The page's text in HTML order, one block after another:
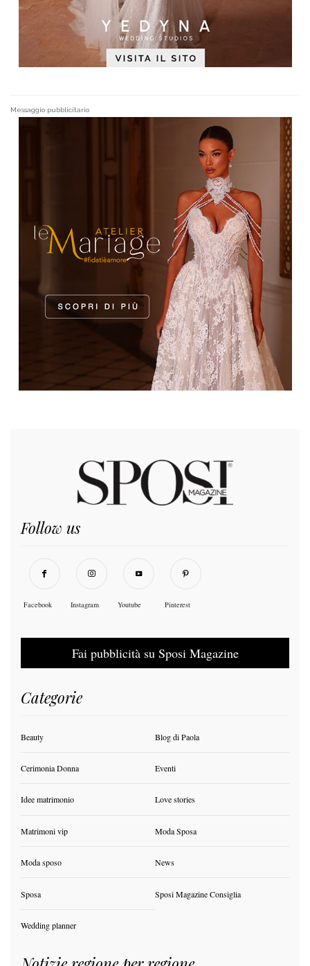
Messaggio pubblicitario
Follow us
Facebook Instagram Youtube Pinterest
Fai pubblicità su Sposi Magazine
Categorie
Beauty Blog di Paola
Cerimonia Donna Eventi
Idee matrimonio Love stories
Matrimoni vip Moda Sposa
Moda sposo News
Sposa Sposi Magazine Consiglia
Wedding planner